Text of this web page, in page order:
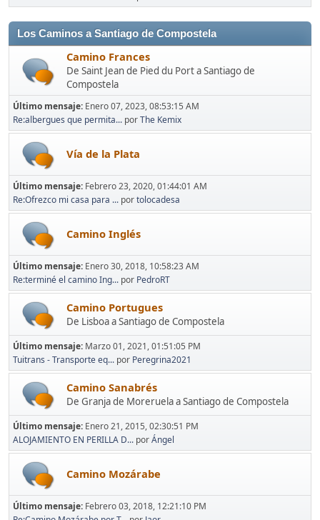
Los Caminos a Santiago de Compostela
Camino Frances
De Saint Jean de Pied du Port a Santiago de
Compostela
Último mensaje: Enero 07, 2023, 08:53:15 AM
Re:albergues que permita... porThe Kemix
Vía de la Plata
Último mensaje: Febrero 23, 2020, 01:44:01 AM
Re:Ofrezco mi casa para ... portolocadesa
Camino Inglés
Último mensaje: Enero 30, 2018, 10:58:23 AM
Re:terminé el camino Ing... por PedroRT
Camino Portugues
De Lisboa a Santiago de Compostela
Último mensaje: Marzo 01, 2021, 01:51:05 PM
Tuitrans - Transporte eq... por Peregrina2021
Camino Sanabrés
De Granja de Moreruela a Santiago de Compostela
Último mensaje: Enero 21, 2015, 02:30:51 PM
ALOJAMIENTO EN PERILLA D... porÁngel
Camino Mozárabe
Último mensaje: Febrero 03, 2018, 12:21:10 PM